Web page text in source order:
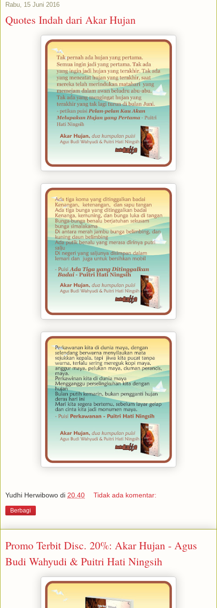
Rabu, 15 Juni 2016
Quotes Indah dari Akar Hujan
Yudhi Herwibowo di 20.40 Tidak ada komentar:
Berbagi
Promo Terbit Disc. 20%: Akar Hujan - Agus
Budi Wahyudi & Puitri Hati Ningsih